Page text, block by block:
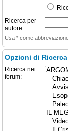
Ricerca per
autore:
Usa * come
Opzioni di Ricerca
Ricerca nei
forum: